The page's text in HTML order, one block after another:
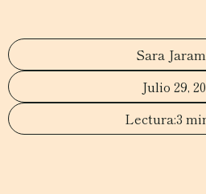
Sara
Julio 29,
3